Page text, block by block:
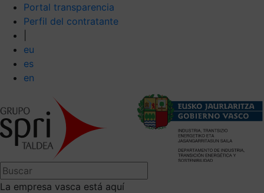
Portal transparencia
Perfil del contratante
eu
es
en
La empresa vasca está aquí